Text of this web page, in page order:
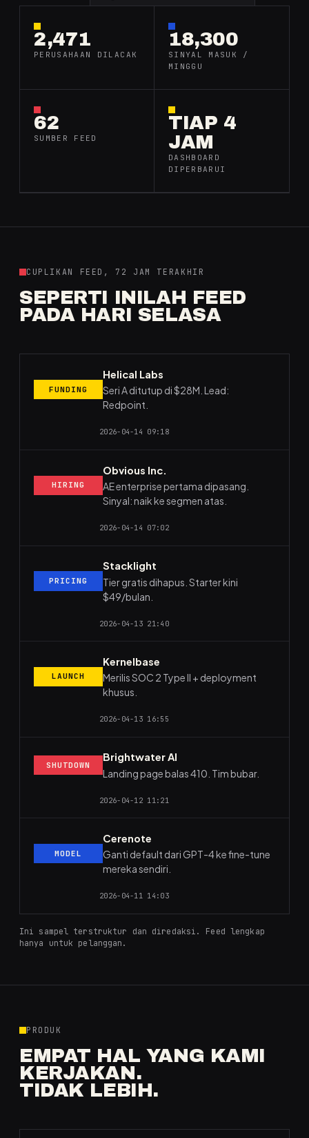
2,471
PERUSAHAAN DILACAK
18,300
SINYAL MASUK /
MINGGU
62
SUMBER FEED
TIAP 4
JAM
DASHBOARD
DIPERBARUI
CUPLIKAN FEED, 72 JAM TERAKHIR
SEPERTI INILAH FEED
PADA HARI SELASA
FUNDING
Helical Labs
Seri A ditutup di $28M. Lead:
Redpoint.
2026-04-14 09:18
HIRING
Obvious Inc.
AE enterprise pertama dipasang.
Sinyal: naik ke segmen atas.
2026-04-14 07:02
PRICING
Stacklight
Tier gratis dihapus. Starter kini
$49/bulan.
2026-04-13 21:40
LAUNCH
Kernelbase
Merilis SOC 2 Type II + deployment
khusus.
2026-04-13 16:55
SHUTDOWN
Brightwater AI
Landing page balas 410. Tim bubar.
2026-04-12 11:21
MODEL
Cerenote
Ganti default dari GPT-4 ke fine-tune
mereka sendiri.
2026-04-11 14:03
Ini sampel terstruktur dan diredaksi. Feed lengkap
hanya untuk pelanggan.
PRODUK
EMPAT HAL YANG KAMI
KERJAKAN.
TIDAK LEBIH.